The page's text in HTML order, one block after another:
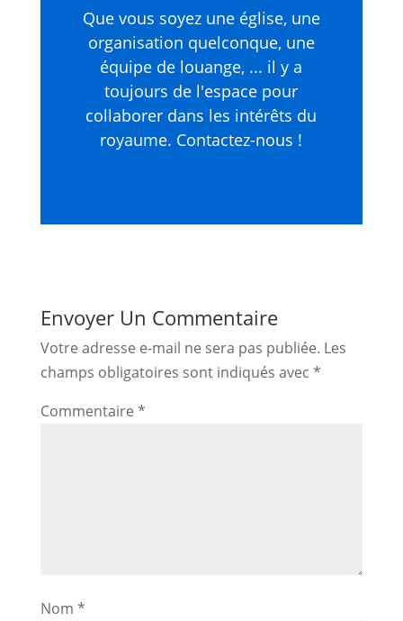
Que vous soyez une église, une
organisation quelconque, une
équipe de louange, ... il y a
toujours de l'espace pour
collaborer dans les intérêts du
royaume. Contactez-nous !
Envoyer Un Commentaire
Votre adresse e-mail ne sera pas publiée. Les
champs obligatoires sont indiqués avec *
Commentaire *
Nom *